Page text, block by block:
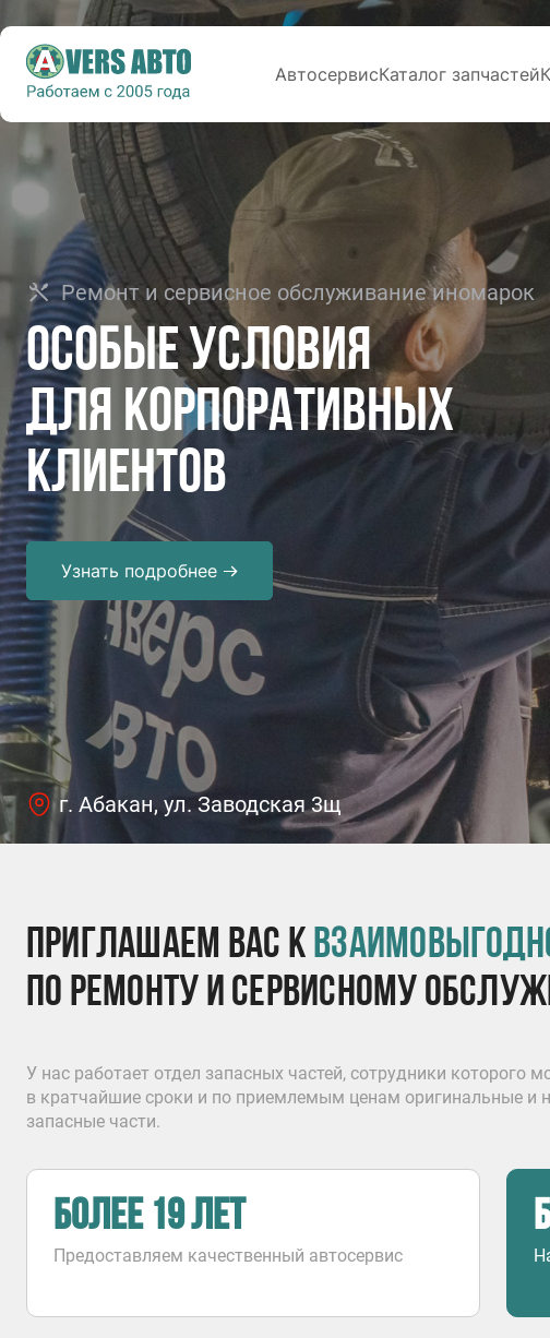
АвтосервисКаталог запчастей
Ремонт и сервисное обслуживание иномарок
Особые условия
для корпоративных
клиентов
Узнать подробнее
г. Абакан, ул. Заводская 3щ
приглашаем Вас к
по ремонту и сервисному
У нас работает отдел запасных частей, сотрудники которого
в кратчайшие сроки и по приемлемым ценам оригинальные и
запасные части.
более 19 лет
Предоставляем качественный автосервис